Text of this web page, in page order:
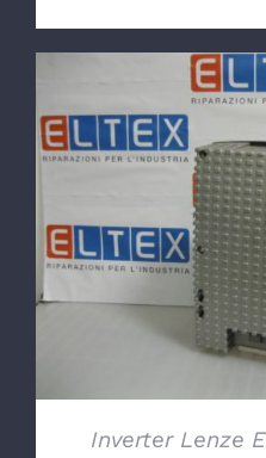
Inverter Lenze